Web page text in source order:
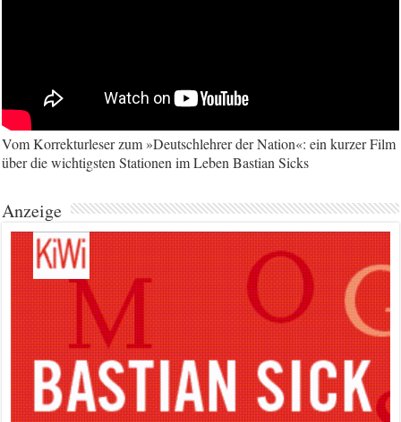
Vom Korrekturleser zum »Deutschlehrer der Nation«: ein kurzer Film
über die wichtigsten Stationen im Leben Bastian Sicks
Anzeige